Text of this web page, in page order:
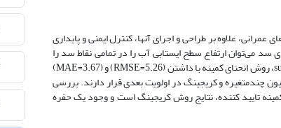
علاوه بر طراحی و اجرای آنها، کنترل ایمنی و پایداری
می‌توان ارتفاع سطح ایستابی آب را در تمامی نقاط سد را
بدست آورد. پس از میان‌یابی داده‌های پیزومتری سد­ شاه‌قاسم و استفاده از فن اعتبارسنجی به وسیله نرم‌افزار surfer 9، روش انحنای کمینه با داشتن (RMSE=5.26) و (MAE=3.67)
چندمتغیره و کریجینگ در اولویت بعدی قرار دارند. بررسی
تایید­ کننده، نتایج روش کریجینگ است و وجود یک حفره